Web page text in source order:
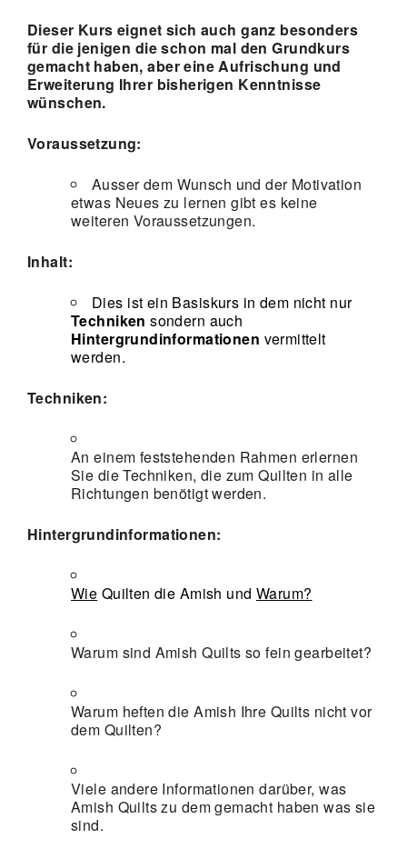
Dieser Kurs eignet sich auch ganz besonders
für die jenigen die schon mal den Grundkurs
gemacht haben, aber eine Aufrischung und
Erweiterung Ihrer bisherigen Kenntnisse
wünschen.
Voraussetzung:
Ausser dem Wunsch und der Motivation
etwas Neues zu lernen gibt es keine
weiteren Voraussetzungen.
Inhalt:
Dies ist ein Basiskurs in dem nicht nur
Techniken sondern auch
Hintergrundinformationen vermittelt
werden.
Techniken:
An einem feststehenden Rahmen erlernen
Sie die Techniken, die zum Quilten in alle
Richtungen benötigt werden.
Hintergrundinformationen:
Wie Quilten die Amish und Warum?
Warum sind Amish Quilts so fein gearbeitet?
Warum heften die Amish Ihre Quilts nicht vor
dem Quilten?
Viele andere Informationen darüber, was
Amish Quilts zu dem gemacht haben was sie
sind.